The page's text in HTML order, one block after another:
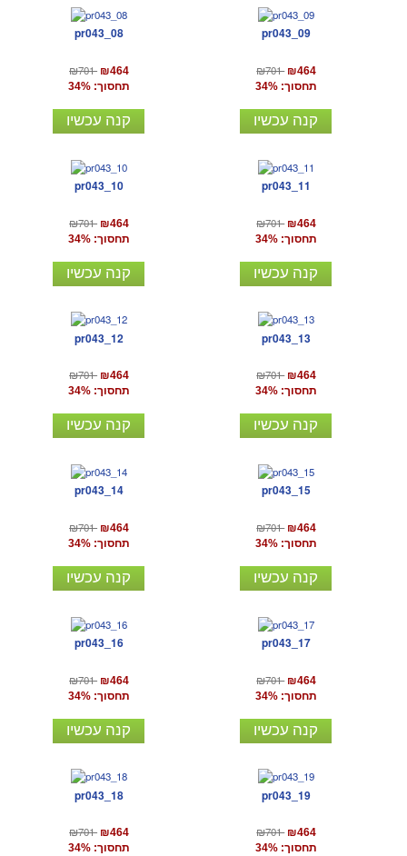
pr043_08
₪701 ₪464
תחסוך: 34%
קנה עכשיו
pr043_09
₪701 ₪464
תחסוך: 34%
קנה עכשיו
pr043_10
₪701 ₪464
תחסוך: 34%
קנה עכשיו
pr043_11
₪701 ₪464
תחסוך: 34%
קנה עכשיו
pr043_12
₪701 ₪464
תחסוך: 34%
קנה עכשיו
pr043_13
₪701 ₪464
תחסוך: 34%
קנה עכשיו
pr043_14
₪701 ₪464
תחסוך: 34%
קנה עכשיו
pr043_15
₪701 ₪464
תחסוך: 34%
קנה עכשיו
pr043_16
₪701 ₪464
תחסוך: 34%
קנה עכשיו
pr043_17
₪701 ₪464
תחסוך: 34%
קנה עכשיו
pr043_18
₪701 ₪464
תחסוך: 34%
pr043_19
₪701 ₪464
תחסוך: 34%